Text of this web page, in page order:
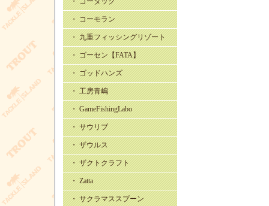
・ コーモラン
・ 九重フィッシングリゾート
・ ゴーセン【FATA】
・ ゴッドハンズ
・ 工房青嶋
・ GameFishingLabo
・ サウリブ
・ ザウルス
・ ザクトクラフト
・ Zatta
・ サクラマススプーン